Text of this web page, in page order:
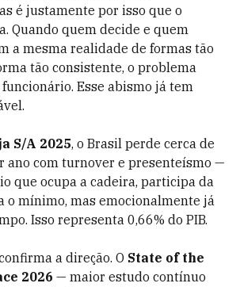
é justamente por isso que o
Quando quem decide e quem
a mesma realidade de formas tão
tão consistente, o problema
Esse abismo já tem
S/A 2025, o Brasil perde cerca de
ano com turnover e presenteísmo —
que ocupa a cadeira, participa da
o mínimo, mas emocionalmente já
Isso representa 0,66% do PIB.
a direção. O State of the
2026 — maior estudo contínuo